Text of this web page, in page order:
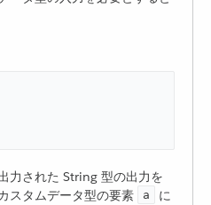
力された String 型の出力を
スタムデータ型の要素
a
​ に